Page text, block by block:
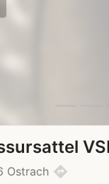
Ostrach directions